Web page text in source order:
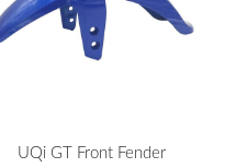
UQi GT Front Fender